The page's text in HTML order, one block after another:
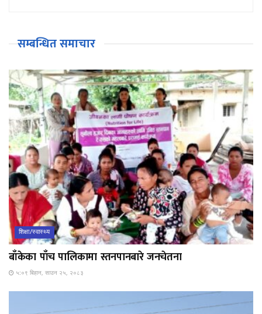
सम्बन्धित समाचार
शिक्षा/स्वास्थ्य
बाँकेका पाँच पालिकामा स्तनपानबारे जनचेतना
५:०९ बिहान, साउन २५, २०८३